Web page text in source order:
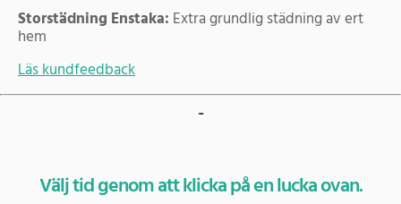
Storstädning Enstaka: Extra grundlig städning av ert
hem
Läs kundfeedback
-
Välj tid genom att klicka på en lucka ovan.